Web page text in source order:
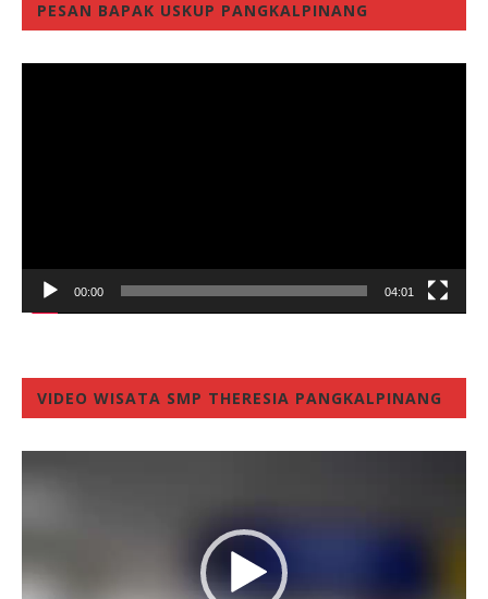
PESAN BAPAK USKUP PANGKALPINANG
00:00 04:01
VIDEO WISATA SMP THERESIA PANGKALPINANG